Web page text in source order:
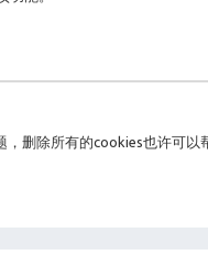
删除所有的cookies也许可以